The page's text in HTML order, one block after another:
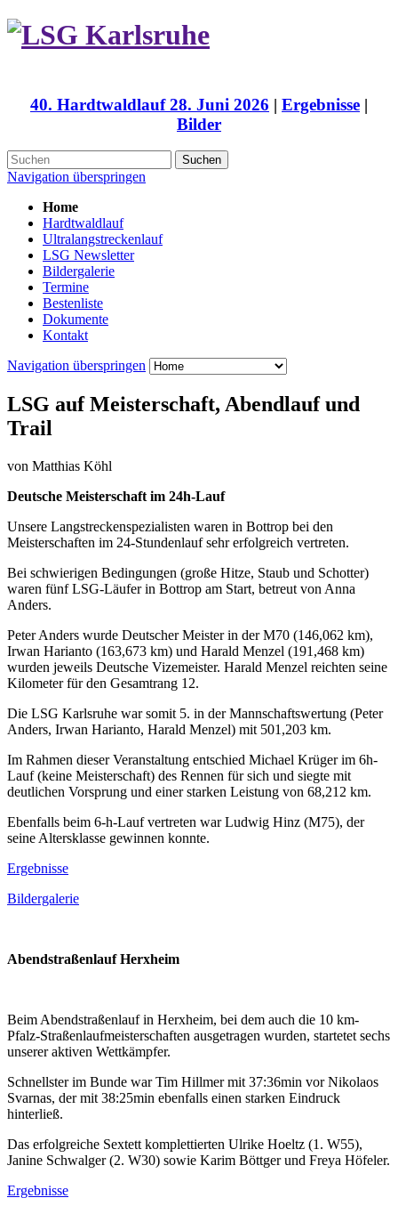
40. Hardtwaldlauf 28. Juni 2026 | Ergebnisse |
Bilder
Suchen
Navigation überspringen
Home
Hardtwaldlauf
Ultralangstreckenlauf
LSG Newsletter
Bildergalerie
Termine
Bestenliste
Dokumente
Kontakt
Navigation überspringen
LSG auf Meisterschaft, Abendlauf und
Trail
von Matthias Köhl
Deutsche Meisterschaft im 24h-Lauf
Unsere Langstreckenspezialisten waren in Bottrop bei den
Meisterschaften im 24-Stundenlauf sehr erfolgreich vertreten.
Bei schwierigen Bedingungen (große Hitze, Staub und Schotter)
waren fünf LSG-Läufer in Bottrop am Start, betreut von Anna
Anders.
Peter Anders wurde Deutscher Meister in der M70 (146,062 km),
Irwan Harianto (163,673 km) und Harald Menzel (191,468 km)
wurden jeweils Deutsche Vizemeister. Harald Menzel reichten seine
Kilometer für den Gesamtrang 12.
Die LSG Karlsruhe war somit 5. in der Mannschaftswertung (Peter
Anders, Irwan Harianto, Harald Menzel) mit 501,203 km.
Im Rahmen dieser Veranstaltung entschied Michael Krüger im 6h-
Lauf (keine Meisterschaft) des Rennen für sich und siegte mit
deutlichen Vorsprung und einer starken Leistung von 68,212 km.
Ebenfalls beim 6-h-Lauf vertreten war Ludwig Hinz (M75), der
seine Altersklasse gewinnen konnte.
Ergebnisse
Bildergalerie
Abendstraßenlauf Herxheim
Beim Abendstraßenlauf in Herxheim, bei dem auch die 10 km-
Pfalz-Straßenlaufmeisterschaften ausgetragen wurden, startetet sechs
unserer aktiven Wettkämpfer.
Schnellster im Bunde war Tim Hillmer mit 37:36min vor Nikolaos
Svarnas, der mit 38:25min ebenfalls einen starken Eindruck
hinterließ.
Das erfolgreiche Sextett komplettierten Ulrike Hoeltz (1. W55),
Janine Schwalger (2. W30) sowie Karim Böttger und Freya Höfeler.
Ergebnisse